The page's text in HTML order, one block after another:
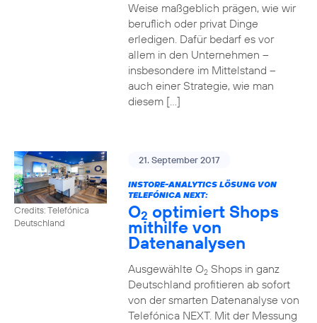
Weise maßgeblich prägen, wie wir
beruflich oder privat Dinge
erledigen. Dafür bedarf es vor
allem in den Unternehmen –
insbesondere im Mittelstand –
auch einer Strategie, wie man
diesem […]
Credits: Telefónica
Deutschland
21. September 2017
INSTORE-ANALYTICS LÖSUNG VON
TELEFÓNICA NEXT:
O2 optimiert Shops
mithilfe von
Datenanalysen
Ausgewählte O2Shops in ganz
Deutschland profitieren ab sofort
von der smarten Datenanalyse von
Telefónica NEXT. Mit der Messung